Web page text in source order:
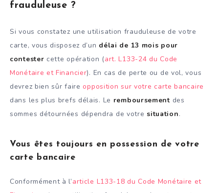
frauduleuse ?
Si vous constatez une utilisation frauduleuse de votre
carte, vous disposez d’un délai de 13 mois pour
contester cette opération (art. L133-24 du Code
Monétaire et Financier). En cas de perte ou de vol, vous
devrez bien sûr faire opposition sur votre carte bancaire
dans les plus brefs délais. Le remboursement des
sommes détournées dépendra de votresituation.
Vous êtes toujours en possession de votre
carte bancaire
Conformément à l’article L133-18 du Code Monétaire et